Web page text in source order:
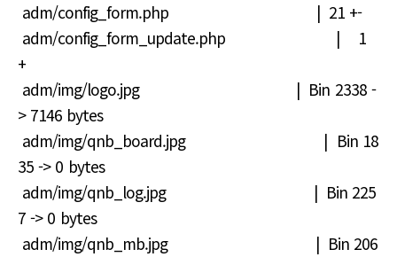
adm/config_form.php | 21 +-
adm/config_form_update.php | 1
+
adm/img/logo.jpg | Bin 2338 -
> 7146 bytes
adm/img/qnb_board.jpg | Bin 18
35 -> 0 bytes
adm/img/qnb_log.jpg | Bin 225
7 -> 0 bytes
adm/img/qnb_mb.jpg | Bin 206